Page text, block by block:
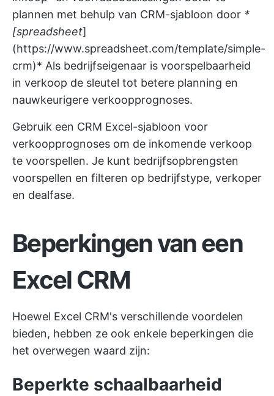
plannen met behulp van CRM-sjabloon door *
[spreadsheet]
(https://www.spreadsheet.com/template/simple-
crm)* Als bedrijfseigenaar is voorspelbaarheid
in verkoop de sleutel tot betere planning en
nauwkeurigere verkoopprognoses.
Gebruik een CRM Excel-sjabloon voor
verkoopprognoses om de inkomende verkoop
te voorspellen. Je kunt bedrijfsopbrengsten
voorspellen en filteren op bedrijfstype, verkoper
en dealfase.
Beperkingen van een
Excel CRM
Hoewel Excel CRM's verschillende voordelen
bieden, hebben ze ook enkele beperkingen die
het overwegen waard zijn:
Beperkte schaalbaarheid